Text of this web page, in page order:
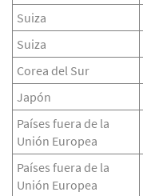
Suiza
Suiza
Corea del Sur
Japón
Países fuera de la
Unión Europea
Países fuera de la
Unión Europea